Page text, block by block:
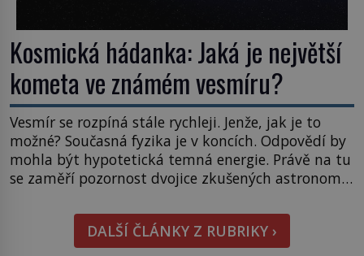
Kosmická hádanka: Jaká je největší
kometa ve známém vesmíru?
Vesmír se rozpíná stále rychleji. Jenže, jak je to
možné? Současná fyzika je v koncích. Odpovědí by
mohla být hypotetická temná energie. Právě na tu
se zaměří pozornost dvojice zkušených astronomů.
hmatatelnějšího. Naprosto rekordní kometu!
Astronomové Pedro Bernardinelli a Gary Bernstein
DALŠÍ ČLÁNKY Z RUBRIKY ›